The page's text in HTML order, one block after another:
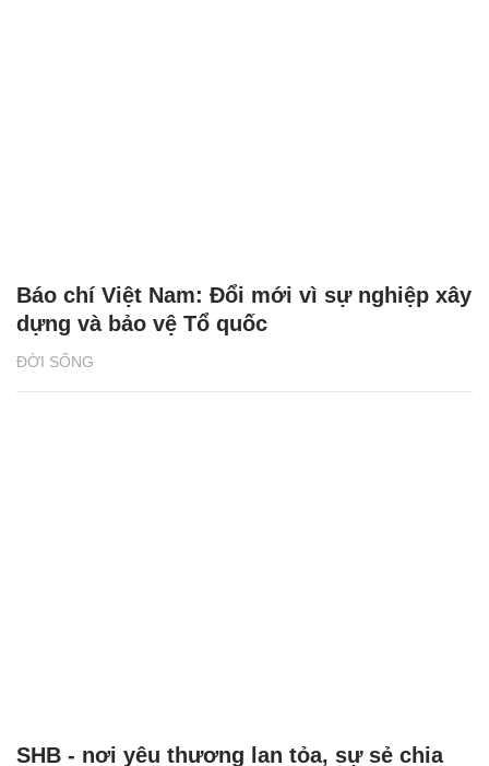
ĐỜI SỐNG
Báo chí Việt Nam: Đổi mới vì sự nghiệp xây
dựng và bảo vệ Tổ quốc
SHB - nơi yêu thương lan tỏa, sự sẻ chia